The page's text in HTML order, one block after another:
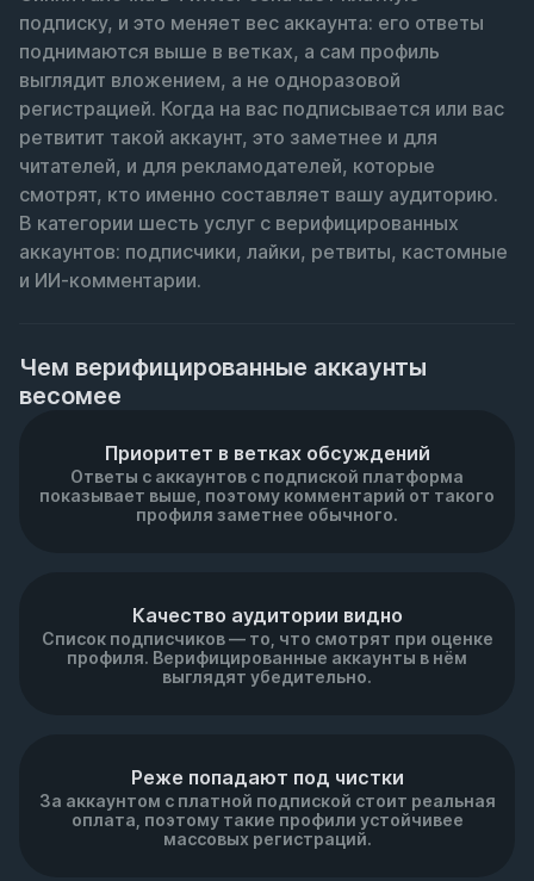
подписку, и это меняет вес аккаунта: его ответы
поднимаются выше в ветках, а сам профиль
выглядит вложением, а не одноразовой
регистрацией. Когда на вас подписывается или вас
ретвитит такой аккаунт, это заметнее и для
читателей, и для рекламодателей, которые
смотрят, кто именно составляет вашу аудиторию.
В категории шесть услуг с верифицированных
аккаунтов: подписчики, лайки, ретвиты, кастомные
и ИИ-комментарии.
Чем верифицированные аккаунты
весомее
Приоритет в ветках обсуждений
Ответы с аккаунтов с подпиской платформа
показывает выше, поэтому комментарий от такого
профиля заметнее обычного.
Качество аудитории видно
Список подписчиков — то, что смотрят при оценке
профиля. Верифицированные аккаунты в нём
выглядят убедительно.
Реже попадают под чистки
За аккаунтом с платной подпиской стоит реальная
оплата, поэтому такие профили устойчивее
массовых регистраций.